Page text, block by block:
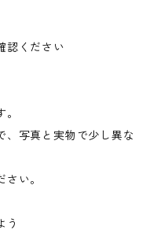
認ください
、写真と実物で少し異な
い。
う